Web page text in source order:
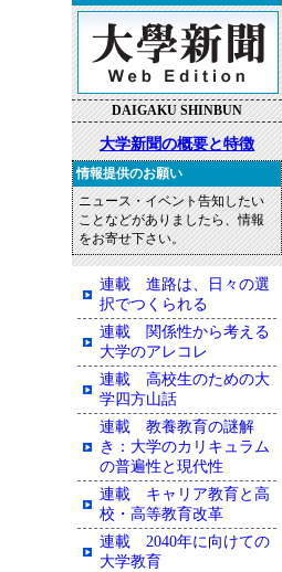
DAIGAKU SHINBUN
大学新聞の概要と特徴
情報提供のお願い
ニュース・イベント告知したい
ことなどがありましたら、情報
をお寄せ下さい。
連載 進路は、日々の選
択でつくられる
連載 関係性から考える
大学のアレコレ
連載 高校生のための大
学四方山話
連載 教養教育の謎解
き：大学のカリキュラム
の普遍性と現代性
連載 キャリア教育と高
校・高等教育改革
連載 2040年に向けての
大学教育